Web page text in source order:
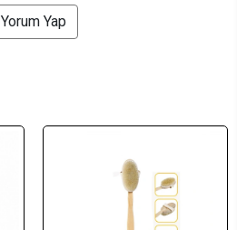
Yorum Yap